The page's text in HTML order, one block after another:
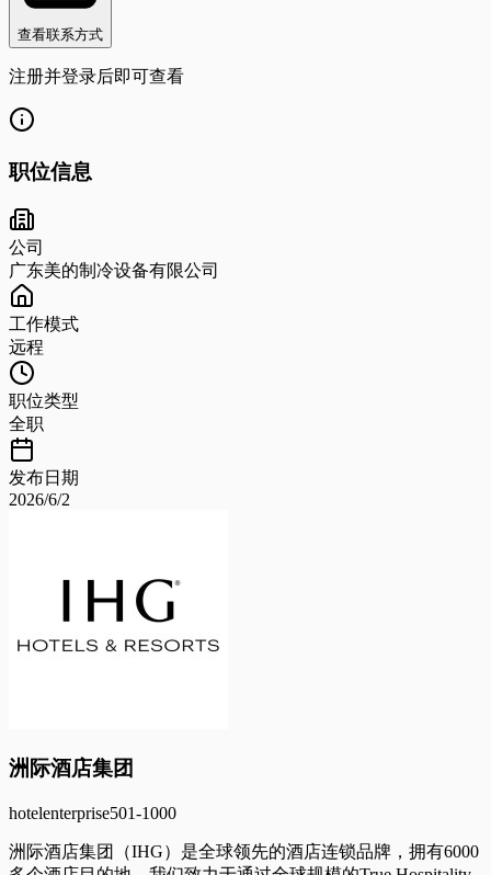
查看联系方式
注册并登录后即可查看
职位信息
公司
广东美的制冷设备有限公司
工作模式
远程
职位类型
全职
发布日期
2026/6/2
洲际酒店集团
hotelenterprise501-1000
洲际酒店集团（IHG）是全球领先的酒店连锁品牌，拥有6000